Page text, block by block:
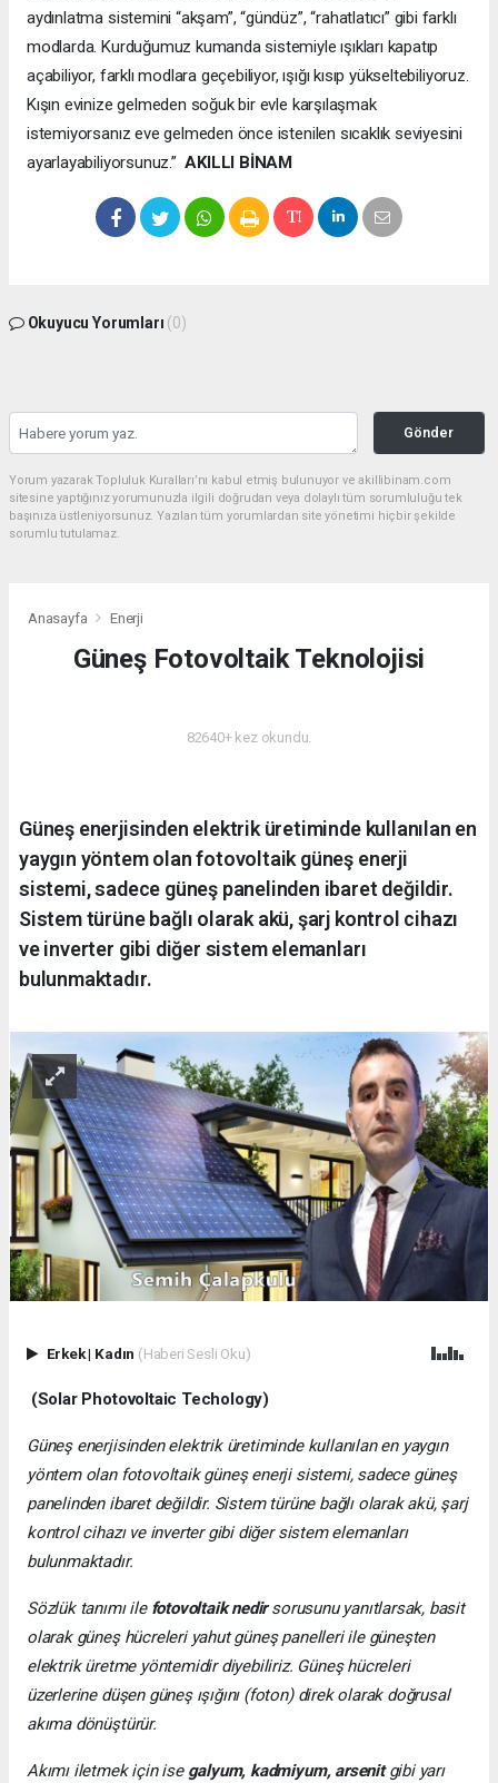
aydınlatma sistemini “akşam”, “gündüz”, “rahatlatıcı” gibi farklı
modlarda. Kurduğumuz kumanda sistemiyle ışıkları kapatıp
açabiliyor, farklı modlara geçebiliyor, ışığı kısıp yükseltebiliyoruz.
Kışın evinize gelmeden soğuk bir evle karşılaşmak
istemiyorsanız eve gelmeden önce istenilen sıcaklık seviyesini
ayarlayabiliyorsunuz.” AKILLI BİNAM
Okuyucu Yorumları (0)
Gönder
Yorum yazarak Topluluk Kuralları’nı kabul etmiş bulunuyor ve akillibinam.com
sitesine yaptığınız yorumunuzla ilgili doğrudan veya dolaylı tüm sorumluluğu tek
başınıza üstleniyorsunuz. Yazılan tüm yorumlardan site yönetimi hiçbir şekilde
sorumlu tutulamaz.
Anasayfa Enerji
Güneş Fotovoltaik Teknolojisi
82640+ kez okundu.
Güneş enerjisinden elektrik üretiminde kullanılan en
yaygın yöntem olan fotovoltaik güneş enerji
sistemi, sadece güneş panelinden ibaret değildir.
Sistem türüne bağlı olarak akü, şarj kontrol cihazı
ve inverter gibi diğer sistem elemanları
bulunmaktadır.
Erkek| Kadın (Haberi Sesli Oku)
(Solar Photovoltaic Techology)
Güneş enerjisinden elektrik üretiminde kullanılan en yaygın
yöntem olan fotovoltaik güneş enerji sistemi, sadece güneş
panelinden ibaret değildir. Sistem türüne bağlı olarak akü, şarj
kontrol cihazı ve inverter gibi diğer sistem elemanları
bulunmaktadır.
Sözlük tanımı ile fotovoltaik nedirsorusunu yanıtlarsak, basit
olarak güneş hücreleri yahut güneş panelleri ile güneşten
elektrik üretme yöntemidir diyebiliriz. Güneş hücreleri
üzerlerine düşen güneş ışığını (foton) direk olarak doğrusal
akıma dönüştürür.
Akımı iletmek için ise galyum, kadmiyum, arsenitgibi yarı